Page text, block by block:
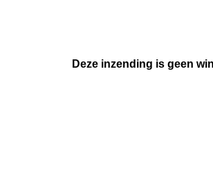
Deze inzending is geen